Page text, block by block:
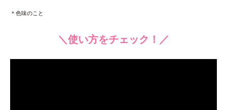
＊色味のこと
＼使い方をチェック！／